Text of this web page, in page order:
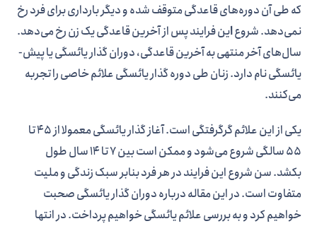
که طی آن دوره­‌های قاعدگی متوقف شده و دیگر بارداری برای فرد رخ
نمی‌­دهد. شروعاین فرایند پس از آخرین قاعدگی یک زن رخ می­‌دهد.
سال­‌های آخر منتهی به آخرین قاعدگی، دوران گذار یائسگی یا پیش­
یائسگی نام دارد. زنان طی دوره گذار یائسگی علائم خاصی را تجربه
می‌­کنند.
یکی از این علائم گرگرفتگی است. آغاز گذار یائسگی معمولا از 45 تا
55 سالگی شروع می‌­شود و ممکن است بین 7 تا 14 سال طول
بکشد. سن شروع این فرایند در هر فرد بنابر سبک زندگی و ملیت
متفاوت است. در این مقاله درباره دوران گذار یائسگی صحبت
خواهیم کرد و به بررسی علائم یائسگی خواهیم پرداخت. در انتها